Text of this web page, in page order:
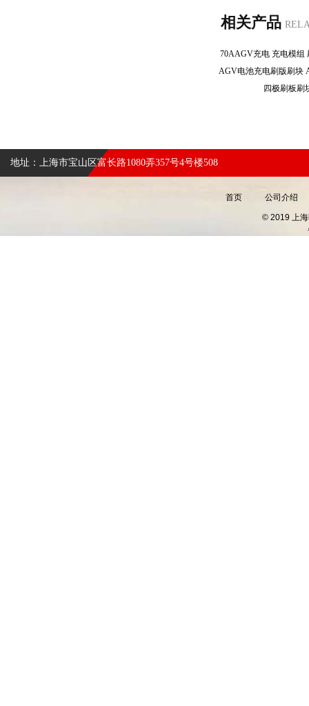
相关产品
70AAGV充电 充电模
四极刷板
地址：上海市宝山区富长路1080弄357号4号楼508
首页 公司介绍
© 2019 上